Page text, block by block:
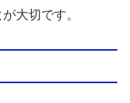
が大切です。